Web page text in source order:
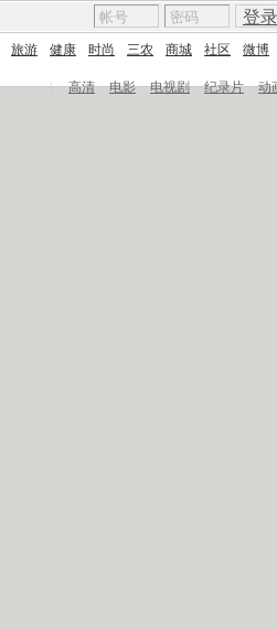
登录
旅游 健康 时尚 三农 商城 社区 微博
| 高清 电影 电视剧 纪录片 动